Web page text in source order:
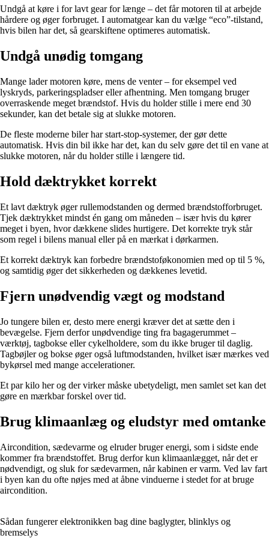
Undgå at køre i for lavt gear for længe – det får motoren til at arbejde
hårdere og øger forbruget. I automatgear kan du vælge “eco”-tilstand,
hvis bilen har det, så gearskiftene optimeres automatisk.
Undgå unødig tomgang
Mange lader motoren køre, mens de venter – for eksempel ved
lyskryds, parkeringspladser eller afhentning. Men tomgang bruger
overraskende meget brændstof. Hvis du holder stille i mere end 30
sekunder, kan det betale sig at slukke motoren.
De fleste moderne biler har start-stop-systemer, der gør dette
automatisk. Hvis din bil ikke har det, kan du selv gøre det til en vane at
slukke motoren, når du holder stille i længere tid.
Hold dæktrykket korrekt
Et lavt dæktryk øger rullemodstanden og dermed brændstofforbruget.
Tjek dæktrykket mindst én gang om måneden – især hvis du kører
meget i byen, hvor dækkene slides hurtigere. Det korrekte tryk står
som regel i bilens manual eller på en mærkat i dørkarmen.
Et korrekt dæktryk kan forbedre brændstoføkonomien med op til 5 %,
og samtidig øger det sikkerheden og dækkenes levetid.
Fjern unødvendig vægt og modstand
Jo tungere bilen er, desto mere energi kræver det at sætte den i
bevægelse. Fjern derfor unødvendige ting fra bagagerummet –
værktøj, tagbokse eller cykelholdere, som du ikke bruger til daglig.
Tagbøjler og bokse øger også luftmodstanden, hvilket især mærkes ved
bykørsel med mange accelerationer.
Et par kilo her og der virker måske ubetydeligt, men samlet set kan det
gøre en mærkbar forskel over tid.
Brug klimaanlæg og eludstyr med omtanke
Aircondition, sædevarme og elruder bruger energi, som i sidste ende
kommer fra brændstoffet. Brug derfor kun klimaanlægget, når det er
nødvendigt, og sluk for sædevarmen, når kabinen er varm. Ved lav fart
i byen kan du ofte nøjes med at åbne vinduerne i stedet for at bruge
aircondition.
Sådan fungerer elektronikken bag dine baglygter, blinklys og
bremselys